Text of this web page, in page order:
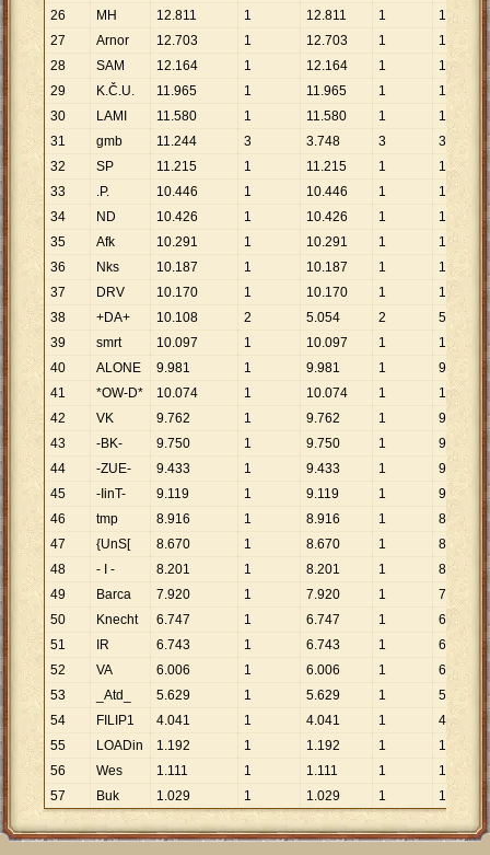
26
MH 12.811 1 12.811 1 12
27
Arnor 12.703 1 12.703 1 12
28
SAM 12.164 1 12.164 1 12
29
K.Č.U. 11.965 1 11.965 1 11
30
LAMI 11.580 1 11.580 1 11 .
31
gmb 11.244 3 3.748 3 3
32
SP 11.215 1 11.215 1 11.
33
.P. 10.446 1 10.446 1 10
446
34
ND 10.426 1 10.426 1 10
35
Afk 10.291 1 10.291 1 10. 291
36
Nks 10.187 1 10.187 1 10
187
37
DRV 10.170 1 10.170 1 10
38
+DA+ 10.108 2 5.054 2 5
054
39
smrt 10.097 1 10.097 1 10.
40
ALONE 9.981 1 9.981 1 9
981
41
*OW-D* 10.074 1 10.074 1 10.074
42
VK 9.762 1 9.762 1 9
43
-BK- 9.750 1 9.750 1 9
44
-ZUE- 9.433 1 9.433 1 9 433
45
-IinT- 9.119 1 9.119 1 9 119
46
tmp 8.916 1 8.916 1 8
916
47
{UnS[ 8.670 1 8.670 1 8
48
- I - 8.201 1 8.201 1 8 201
49
Barca 7.920 1 7.920 1 7
920
50
Knecht 6.747 1 6.747 1 6 747
51
IR 6.743 1 6.743 1 6
743
52
VA 6.006 1 6.006 1 6. 006
53
_Atd_ 5.629 1 5.629 1 5
629
54
FILIP1 4.041 1 4.041 1 4 041
55
LOADin 1.192 1 1.192 1 1
192
56
Wes 1.111 1 1.111 1 1
57
Buk 1.029 1 1.029 1 1 029